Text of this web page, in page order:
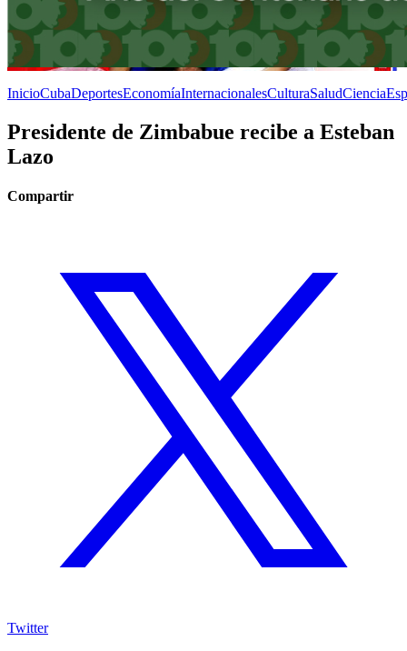
InicioCubaDeportesEconomíaInternacionalesCulturaSaludCiencia
Presidente de Zimbabue recibe a Esteban
Lazo
Compartir
Twitter